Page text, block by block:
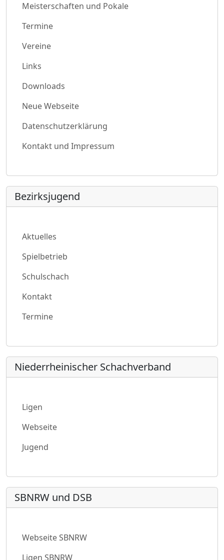
Meisterschaften und Pokale
Termine
Vereine
Links
Downloads
Neue Webseite
Datenschutzerklärung
Kontakt und Impressum
Bezirksjugend
Aktuelles
Spielbetrieb
Schulschach
Kontakt
Termine
Niederrheinischer Schachverband
Ligen
Webseite
Jugend
SBNRW und DSB
Webseite SBNRW
Ligen SBNRW